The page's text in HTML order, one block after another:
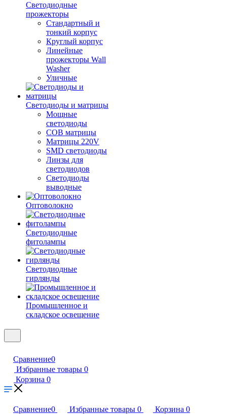
Светодиодные
прожекторы
Стандартный и
тонкий корпус
Круглый корпус
Линейные
прожекторы Wall
Washer
Уличные
Светодиоды и матрицы
Мощные
светодиоды
COB матрицы
Матрицы 220V
SMD светодиоды
Линзы для
светодиодов
Светодиоды
выводные
Оптоволокно
Светодиодные
фитолампы
Светодиодные
гирлянды
Промышленное и
складское освещение
Сравнение0
Избранные товары 0
Корзина 0
Сравнение0 Избранные товары 0 Корзина 0